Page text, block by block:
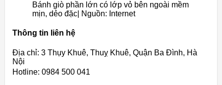
Bánh giò phần lớn có lớp vỏ bên ngoài mềm
mịn, dẻo đặc| Nguồn: Internet
Thông tin liên hệ
Địa chỉ: 3 Thụy Khuê, Thuỵ Khuê, Quận Ba Đình, Hà
Nội
Hotline: 0984 500 041